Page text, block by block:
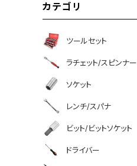
カテゴリ
ツールセット
ラチェット/スピンナー
ソケット
レンチ/スパナ
ビット/ビットソケット
ドライバー